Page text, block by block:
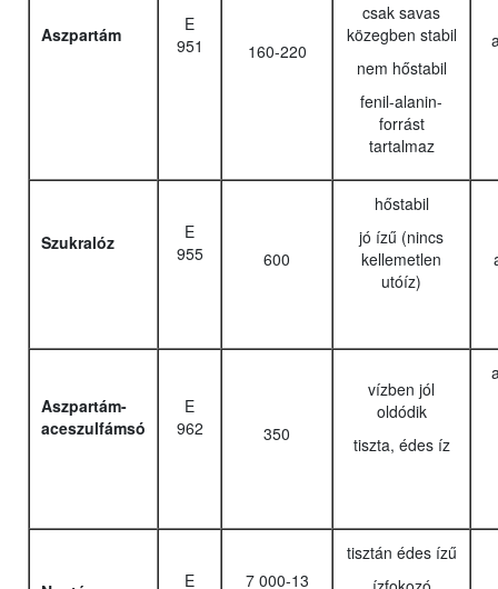
Aszpartám
E
951
160-220
csak savas
közegben stabil
nem hőstabil
fenil-alanin-
forrást
tartalmaz
Szukralóz
E
955
600
hőstabil
jó ízű (nincs
kellemetlen
utóíz)
Aszpartám-
aceszulfámsó
E
962
350
vízben jól
oldódik
tiszta, édes íz
E 7 000-13
tisztán édes ízű